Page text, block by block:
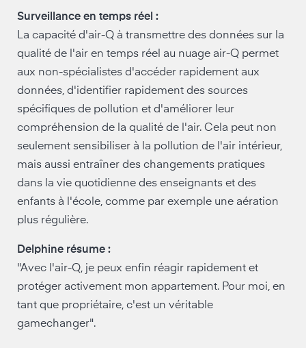
Surveillance en temps réel :
La capacité d'air-Q à transmettre des données sur la
qualité de l'air en temps réel au nuage air-Q permet
aux non-spécialistes d'accéder rapidement aux
données, d'identifier rapidement des sources
spécifiques de pollution et d'améliorer leur
compréhension de la qualité de l'air. Cela peut non
seulement sensibiliser à la pollution de l'air intérieur,
mais aussi entraîner des changements pratiques
dans la vie quotidienne des enseignants et des
enfants à l'école, comme par exemple une aération
plus régulière.
Delphine résume :
"Avec l'air-Q, je peux enfin réagir rapidement et
protéger activement mon appartement. Pour moi, en
tant que propriétaire, c'est un véritable
gamechanger".